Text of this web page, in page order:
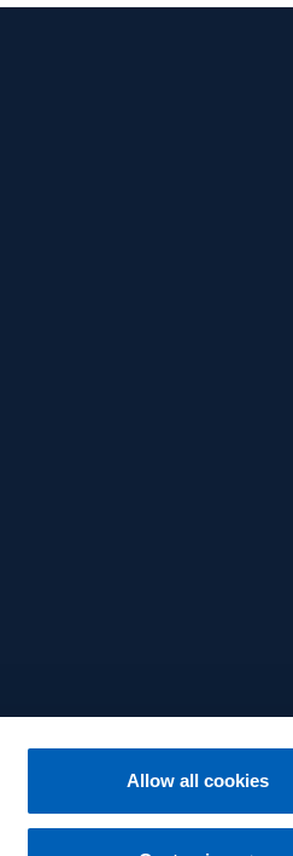
Allow all cookies